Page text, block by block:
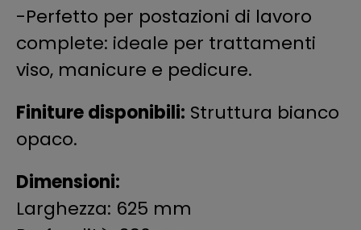
-Perfetto per postazioni di lavoro
complete: ideale per trattamenti
viso, manicure e pedicure.
Finiture disponibili: Struttura bianco
opaco.
Dimensioni:
Larghezza: 625 mm